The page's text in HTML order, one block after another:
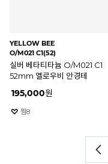
YELLOW BEE
O/M021 C3(52)
건메탈 베타티타늄 O/M021 C3
52mm 옐로우비 안경테
195,000원
찜7